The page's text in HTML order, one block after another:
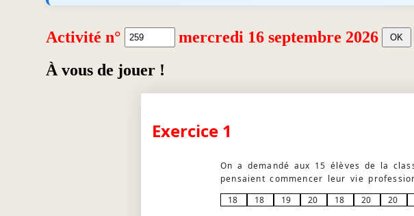
Activité n°
mercredi 16 septembre 2026
À vous de jouer !
Exercice 1
On a demandé aux 15 élèves de la
pensaient commencer leur vie
18
18 19 20 18 20 20